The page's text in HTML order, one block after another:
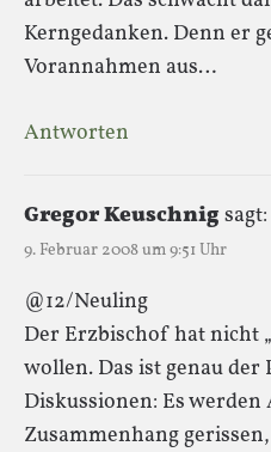
Kerngedanken. Denn er
Vorannahmen aus…
Antworten
Gregor Keuschnigsagt:
9. Februar 2008 um 9:51 Uhr
@12/Neuling
Der Erzbischof hat nicht
wollen. Das ist genau der
Diskussionen: Es werden
Zusammenhang